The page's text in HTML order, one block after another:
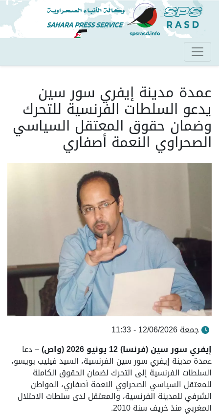
تجاوز
إلى
المحتوى
الرئيسي
عمدة مدينة إيفري سور سين
يدعو السلطات الفرنسية للتحرك
وضمان حقوق المعتقل السياسي
الصحراوي النعمة أصفاري
جمعة 12/06/2026 - 11:33
إيفري سور سين (فرنسا) 12 يونيو 2026 (واص)
– دعا
عمدة مدينة إيفري سور سين الفرنسية، السيد فيليب بويسو،
السلطات الفرنسية إلى التحرك لضمان الحقوق الكاملة
للمعتقل السياسي الصحراوي النعمة أصفاري، المواطن
الشرفي للمدينة الفرنسية، والمعتقل لدى سلطات الاحتلال
المغربي منذ خريف سنة 2010.